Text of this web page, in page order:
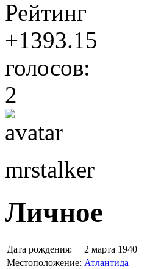
Рейтинг
+1393.15
голосов:
2
mrstalker
Личное
Дата рождения:
2 марта 1940
Местоположение: Атлантида